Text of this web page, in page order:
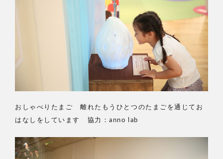
おしゃべりたまご 離れたもうひとつのたまごを通じてお
はなしをしています 協力：anno lab